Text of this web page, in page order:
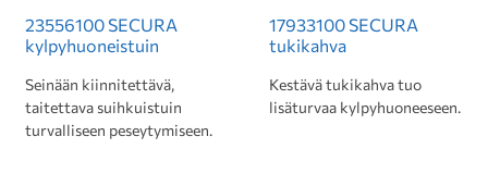
23556100 SECURA
kylpyhuoneistuin
Seinään kiinnitettävä,
taitettava suihkuistuin
turvalliseen peseytymiseen.
17933100 SECURA
tukikahva
Kestävä tukikahva tuo
lisäturvaa kylpyhuoneeseen.